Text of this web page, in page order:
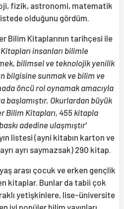
fizik, astronomi, matematik
olduğunu gördüm.
Bilim Kitaplarının tarihçesi ile
insanları bilimle
bilimsel ve teknolojik yenilik
bilgisine sunmak ve bilim ve
öncü rol oynamak amacıyla
başlamıştır. Okurlardan büyük
Bilim Kitapları, 455 kitapla
adedine ulaşmıştır'
listesi (ayni kitabın karton ve
ayrı saymazsak) 290 kitap.
arası çocuk ve erken gençlik
kitaplar. Bunlar da tabii çok
yetişkinlere, lise-üniversite